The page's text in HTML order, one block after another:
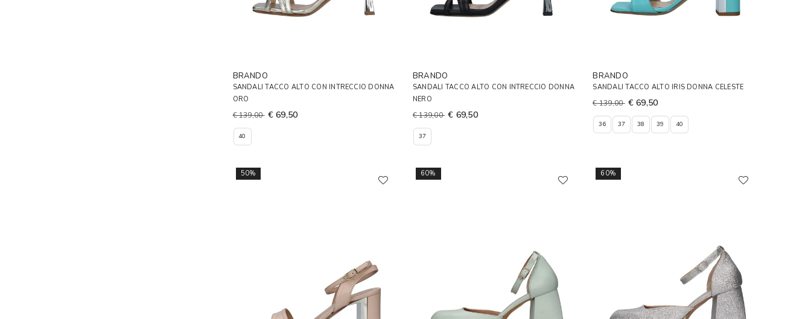
BRANDO
SANDALI TACCO ALTO CON INTRECCIO DONNA
ORO
€ 139,00 € 69,50
40
BRANDO
SANDALI TACCO ALTO CON INTRECCIO DONNA
NERO
€ 139,00 € 69,50
37
BRANDO
SANDALI TACCO ALTO IRIS DONNA CELESTE
€ 139,00 € 69,50
36 37 38 39 40
50% 60% 60%